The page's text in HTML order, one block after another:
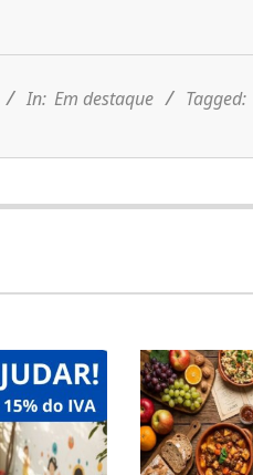
In: Em destaque Tagged: